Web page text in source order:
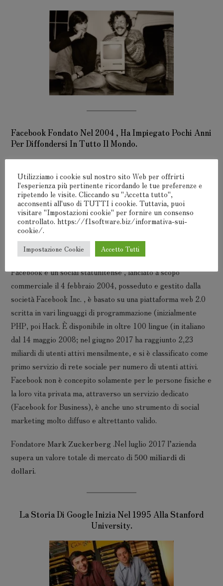
Facebook Fondato Nel 2004 , Ha Impiegato Pochi Anni
Per Diffondersi In Tutto Il Mondo.
Arricchiti con l’informatica
Facebook è un social statunitense , lanciato a scopo
commerciale il 4 febbraio 2004, posseduto e gestito dalla
società Facebook Inc. , è basato su una piattaforma web 2.0
scritta in vari linguaggi di programmazione (inizialmente
PHP, poi Hack. È disponibile in oltre 100 lingue (in italiano
dal 14 maggio 2008; nel giugno 2017 ha raggiunto 2,23
miliardi di utenti attivi mensilmente, e si è classificato come
primo servizio di rete sociale per numero di utenti attivi.
Facebook non è concepito solamente per le persone fisiche e
la loro vita privata ma, attraverso un servizio dedicato
(Facebook for Business), è anche uno strumento di social
marketing molto diffuso e altrettanto valido.
Fondatore Mark Zuckerberg .Nel luglio 2017 l’azienda
supera un valore totale di mercato di500 miliardi di
dollari.
La Storia Di Google Inizia Nel 1995 Alla Stanford
University.
Utilizziamo i cookie sul nostro sito Web per offrirti
l'esperienza più pertinente ricordando le tue preferenze e
ripetendo le visite. Cliccando su "Accetta tutto",
acconsenti all'uso di TUTTI i cookie. Tuttavia, puoi
visitare "Impostazioni cookie" per fornire un consenso
controllato. https://f1software.biz/informativa-sui-
cookie/.
Impostazione Cookie Accetto Tutti